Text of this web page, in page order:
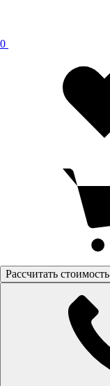
0
Рассчитать стоимость